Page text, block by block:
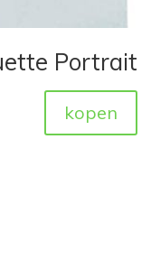
Portrait
kopen